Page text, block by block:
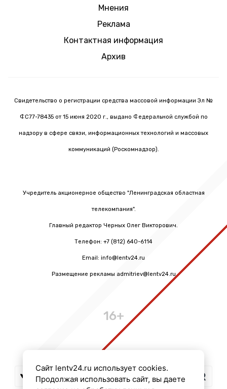
Мнения
Реклама
Контактная информация
Архив
Свидетельство о регистрации средства массовой информации Эл №
ФС77-78435 от 15 июня 2020 г., выдано Федеральной службой по
надзору в сфере связи, информационных технологий и массовых
коммуникаций (Роскомнадзор).
Учредитель акционерное общество "Ленинградская областная
телекомпания".
Главный редактор Черных Олег Викторович.
Телефон: +7 (812) 640-6114
Email: info@lentv24.ru
Размещение рекламы admitriev@lentv24.ru
16+
Сайт lentv24.ru использует cookies.
Продолжая использовать сайт, вы даете